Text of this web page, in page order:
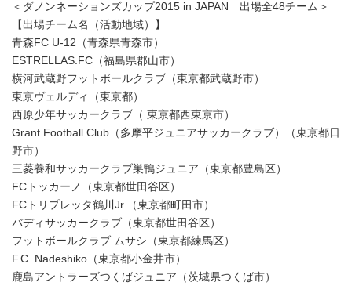
＜ダノンネーションズカップ2015 in JAPAN 出場全48チーム＞
【出場チーム名（活動地域）】
青森FC U-12（青森県青森市）
ESTRELLAS.FC（福島県郡山市）
横河武蔵野フットボールクラブ（東京都武蔵野市）
東京ヴェルディ（東京都）
西原少年サッカークラブ（ 東京都西東京市）
Grant Football Club（多摩平ジュニアサッカークラブ）（東京都日
野市）
三菱養和サッカークラブ巣鴨ジュニア（東京都豊島区）
FCトッカーノ（東京都世田谷区）
FCトリプレッタ鶴川Jr.（東京都町田市）
バディサッカークラブ（東京都世田谷区）
フットボールクラブ ムサシ（東京都練馬区）
F.C. Nadeshiko（東京都小金井市）
鹿島アントラーズつくばジュニア（茨城県つくば市）